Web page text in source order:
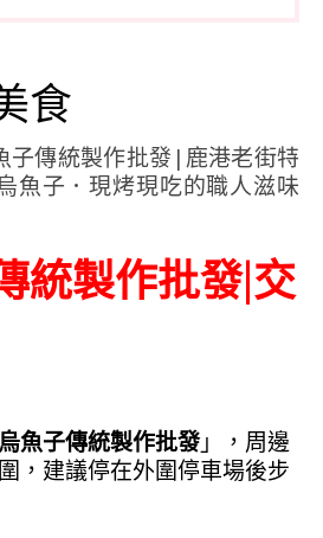
食
統製作批發|交
魚子傳統製作批發」，周邊
，建議停在外圍停車場後步